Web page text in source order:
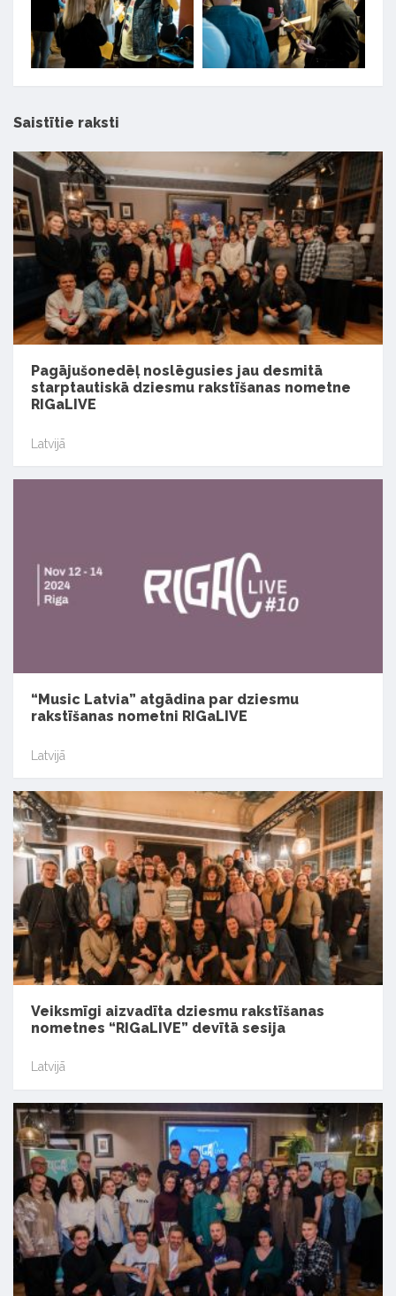
Saistītie raksti
Pagājušonedēļ noslēgusies jau desmitā
starptautiskā dziesmu rakstīšanas nometne
RIGaLIVE
Latvijā
“Music Latvia” atgādina par dziesmu
rakstīšanas nometni RIGaLIVE
Latvijā
Veiksmīgi aizvadīta dziesmu rakstīšanas
nometnes “RIGaLIVE” devītā sesija
Latvijā